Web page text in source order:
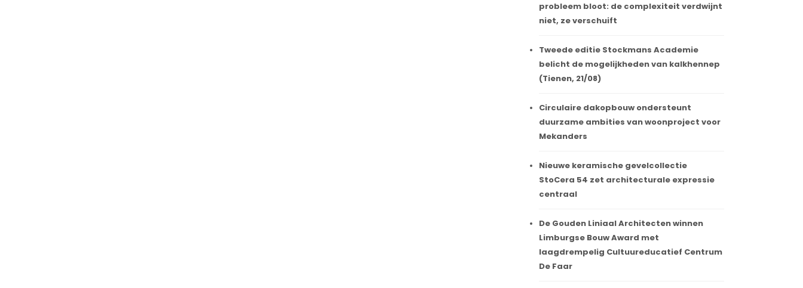
probleem bloot: de complexiteit verdwijnt
niet, ze verschuift
Tweede editie Stockmans Academie
belicht de mogelijkheden van kalkhennep
(Tienen, 21/08)
Circulaire dakopbouw ondersteunt
duurzame ambities van woonproject voor
Mekanders
Nieuwe keramische gevelcollectie
StoCera 54 zet architecturale expressie
centraal
De Gouden Liniaal Architecten winnen
Limburgse Bouw Award met
laagdrempelig Cultuureducatief Centrum
De Faar